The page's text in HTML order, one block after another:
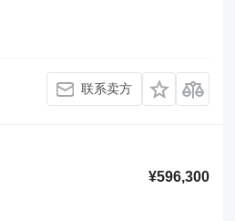
联系卖方
¥596,300